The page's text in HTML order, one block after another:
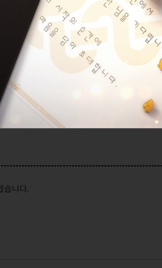
원을 지급해 드립니다.
으로 진행하며,
외되거나 지급 이후에도 회수될 수 있습니다.
터를 보유하신 분들 대상으로 지급됩니다.
도 추첨 대상에서 제외될 수 있습니다.
릴 예정입니다.
습니다.